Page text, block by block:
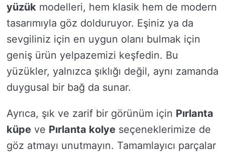
yüzük modelleri, hem klasik hem de modern
tasarımıyla göz dolduruyor. Eşiniz ya da
sevgiliniz için en uygun olanı bulmak için
geniş ürün yelpazemizi keşfedin. Bu
yüzükler, yalnızca şıklığı değil, aynı zamanda
duygusal bir bağ da sunar.
Ayrıca, şık ve zarif bir görünüm için Pırlanta
küpe ve Pırlanta kolye seçeneklerimize de
göz atmayı unutmayın. Tamamlayıcı parçalar